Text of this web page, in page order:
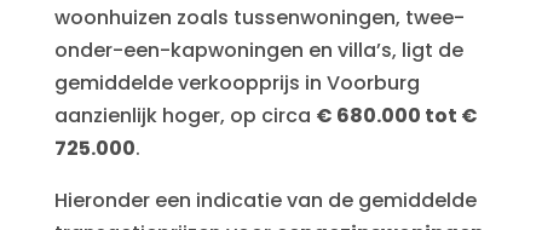
woonhuizen zoals tussenwoningen, twee-
onder-een-kapwoningen en villa’s, ligt de
gemiddelde verkoopprijs in Voorburg
aanzienlijk hoger, op circa € 680.000 tot €
725.000.
Hieronder een indicatie van de gemiddelde